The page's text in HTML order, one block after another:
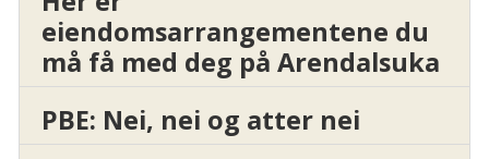
eiendomsarrangementene du
må få med deg på Arendalsuka
PBE: Nei, nei og atter nei